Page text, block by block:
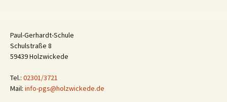
Paul-Gerhardt-Schule
Schulstraße 8
59439 Holzwickede
Tel.: 02301/3721
Mail: info-pgs@holzwickede.de